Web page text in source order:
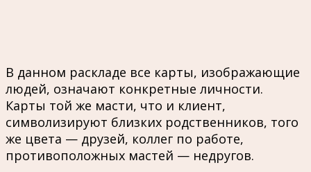
В данном раскладе все карты, изображающие
людей, означают конкретные личности.
Карты той же масти, что и клиент,
символизируют близких родственников, того
же цвета — друзей, коллег по работе,
противоположных мастей — недругов.